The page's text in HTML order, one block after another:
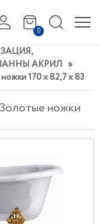
0
АКРИЛ »
170 х 82,7 х 83
ножки